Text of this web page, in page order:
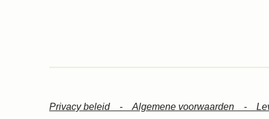
Privacy beleid - Algemene voorwaarden -